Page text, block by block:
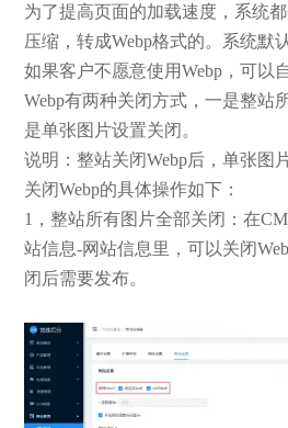
为了提高页面的加载速度，系统
压缩，转成Webp格式的。系统默
如果客户不愿意使用Webp，可以
Webp有两种关闭方式，一是整站
是单张图片设置关闭。
说明：整站关闭Webp后，单张图
关闭Webp的具体操作如下：
1，整站所有图片全部关闭：在
站信息-网站信息里，可以关闭
闭后需要发布。